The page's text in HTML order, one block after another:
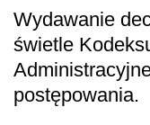
Wydawanie
świetle
postępowania.